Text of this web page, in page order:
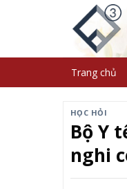
Trang chủ
HỌC HỎI
Bộ Y
nghi